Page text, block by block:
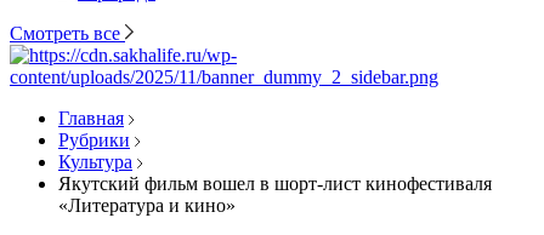
Смотреть все
Главная
Рубрики
Культура
Якутский фильм вошел в шорт-лист кинофестиваля
«Литература и кино»